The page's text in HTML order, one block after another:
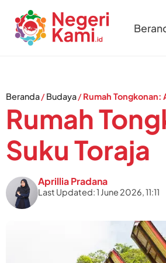
Beranda/Budaya/Rumah Tongkonan:
Rumah
Suku Toraja
Aprillia Pradana
Last Updated: 1 June 2026, 11:11